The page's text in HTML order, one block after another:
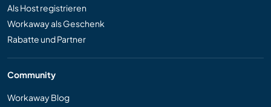
Als Host registrieren
Workaway als Geschenk
Rabatte und Partner
Community
Workaway Blog